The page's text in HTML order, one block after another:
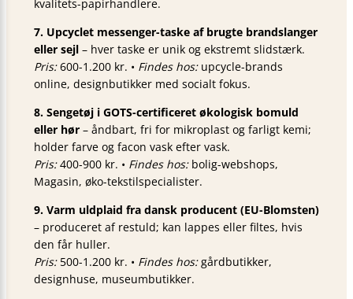
kvalitets-papirhandlere.
7. Upcyclet messenger-taske af brugte brandslanger
eller sejl – hver taske er unik og ekstremt slidstærk.
Pris:600-1.200 kr. • Findes hos:upcycle-brands
online, designbutikker med socialt fokus.
8. Sengetøj i GOTS-certificeret økologisk bomuld
eller hør – åndbart, fri for mikroplast og farligt kemi;
holder farve og facon vask efter vask.
Pris:400-900 kr. • Findes hos:bolig-webshops,
Magasin, øko-tekstilspecialister.
9. Varm uldplaid fra dansk producent (EU-Blomsten)
– produceret af restuld; kan lappes eller filtes, hvis
den får huller.
Pris:500-1.200 kr. • Findes hos:gårdbutikker,
designhuse, museumbutikker.